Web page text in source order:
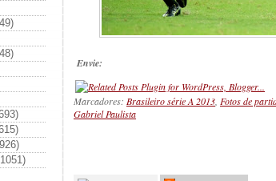
Envie:
Marcadores: Brasileiro série A 2013, Fotos de
Gabriel Paulista